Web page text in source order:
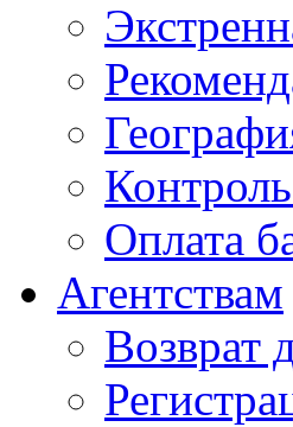
Оплата
Агентствам
Возврат